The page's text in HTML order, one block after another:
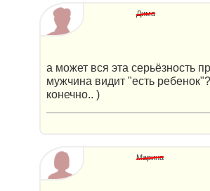
Дима
а может вся эта серьёзность
мужчина видит "есть
конечно.. )
Марина